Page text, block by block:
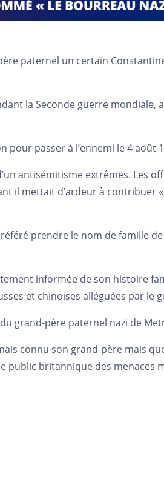
paternel un certain
la Seconde guerre mondiale,
passer à l’ennemi le 4 août
antisémitisme extrêmes. Les
il mettait d’ardeur à contribuer
prendre le nom de famille
informée de son histoire
et chinoises alléguées par le
grand-père paternel nazi de
connu son grand-père mais
public britannique des menaces